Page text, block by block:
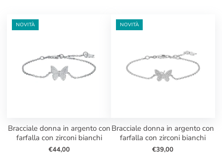
NOVITÀ
bracciale donna in argento con
farfalla con zirconi bianchi
€44,00
NOVITÀ
bracciale donna in argento con
farfalla con zirconi bianchi
€39,00